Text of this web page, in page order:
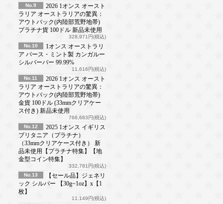
No.9
2026 1オンス オースト
ラリア オーストラリアの驚異：
アウトバック(内陸部荒野地帯)
プラチナ貨 100ドル 新品未使用
328,971円(税込)
No.10
1オンス オーストラリ
ア パース・ミント製 カンガルー
シルバーバー 99.99%
11,616円(税込)
No.11
2026 1オンス オースト
ラリア オーストラリアの驚異：
アウトバック(内陸部荒野地帯)
金貨 100ドル (33mmクリアケー
ス付き) 新品未使用
766,683円(税込)
No.12
2025 1オンス イギリス
ブリタニア（プラチナ）
（33mmクリアケース付き） 新
品未使用【プラチナ特集】【地
金型コイン特集】
332,781円(税込)
No.13
【セール品】ジェネリ
ック シルバー 【30g~1oz】x【1
枚】
11,149円(税込)